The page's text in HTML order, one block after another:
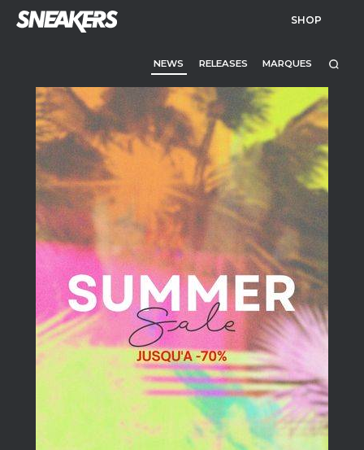
SHOP
NEWS RELEASES MARQUES